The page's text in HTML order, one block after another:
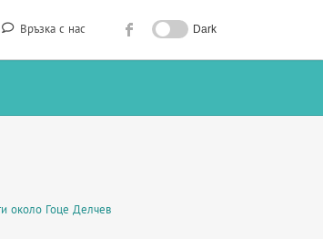
Връзка с нас Dark
около Гоце Делчев